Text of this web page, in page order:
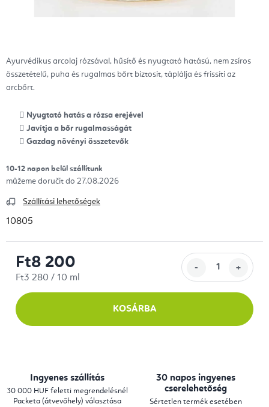
Ayurvédikus arcolaj rózsával, hűsítő és nyugtató hatású, nem zsíros
összetételű, puha és rugalmas bőrt biztosít, táplálja és frissíti az
arcbőrt.
Nyugtató hatás a rózsa erejével
Javítja a bőr rugalmasságát
Gazdag növényi összetevők
10-12 napon belül szállítunk
27.08.2026
Szállítási lehetőségek
10805
Ft8 200
Egységár:
Ft3 280 / 10 ml
KOSÁRBA
Ingyenes szállítás
30 000 HUF feletti megrendelésnél
Packeta (átvevőhely) választása
30 napos ingyenes
cserelehetőség
Sértetlen termék esetében